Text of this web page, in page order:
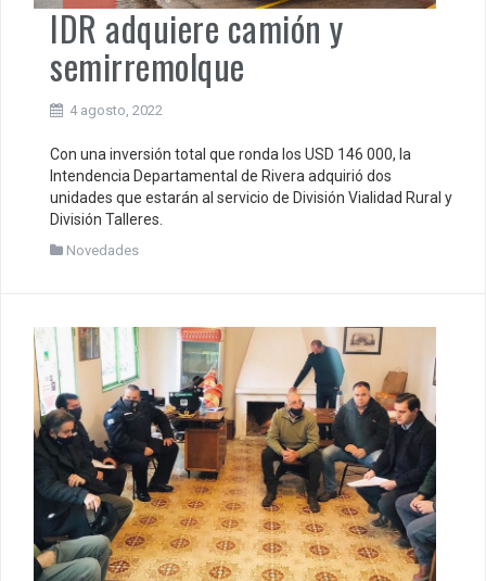
IDR adquiere camión y
semirremolque
4 agosto, 2022
Con una inversión total que ronda los USD 146 000, la
Intendencia Departamental de Rivera adquirió dos
unidades que estarán al servicio de División Vialidad Rural y
División Talleres.
Novedades